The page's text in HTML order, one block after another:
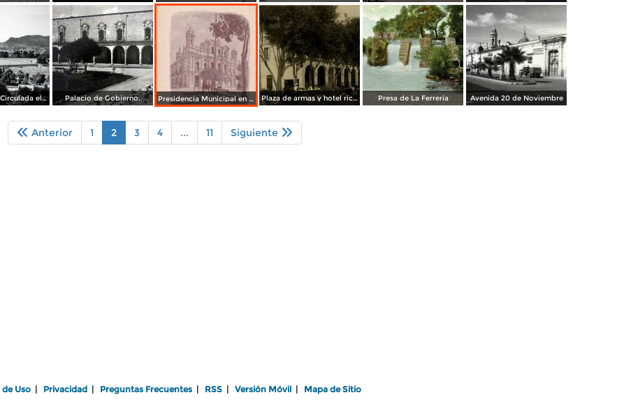
Panoramica ( Circulada el 22 de Noviembre 1956). Palacio de Gobierno. Presidencia Municipal en plaza de armas Plaza de armas y hotel richeliu Presa de La Ferrería Avenida 20 de Noviembre
Anterior 1 2 3 4 ... 11 Siguiente
Uso Privacidad Preguntas Frecuentes RSS Versión Móvil Mapa de Sitio